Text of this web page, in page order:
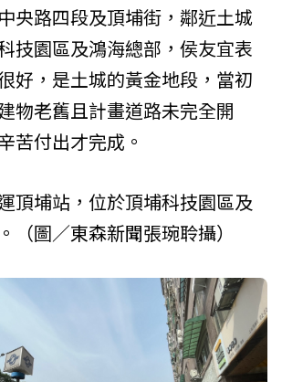
央路四段及頂埔街，鄰近土城
技園區及鴻海總部，侯友宜表
好，是土城的黃金地段，當初
物老舊且計畫道路未完全開
苦付出才完成。
頂埔站，位於頂埔科技園區及
（圖／東森新聞張琬聆攝）